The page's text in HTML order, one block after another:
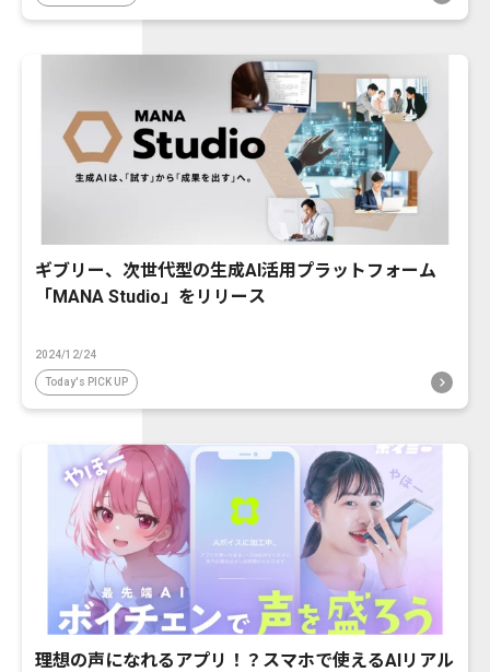
ギブリー、次世代型の生成AI活用プラットフォーム
「MANA Studio」をリリース
2024/12/24
Today's PICK UP
理想の声になれるアプリ！？スマホで使えるAIリアル